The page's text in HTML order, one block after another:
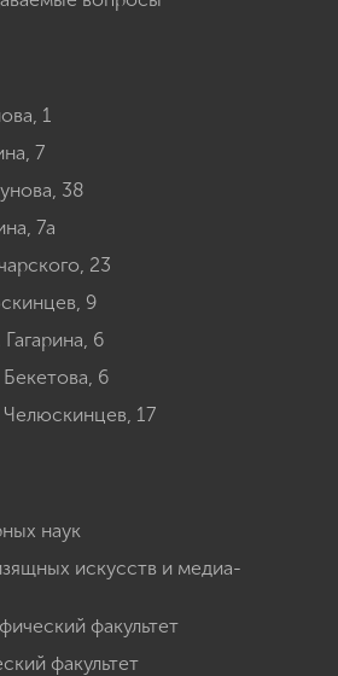
1
7
38
7а
23
9
6
6
17
наук
искусств и медиа-
факультет
факультет